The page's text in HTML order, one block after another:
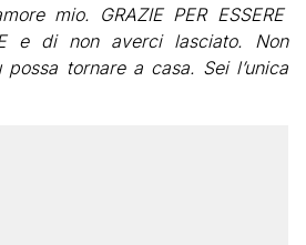
mio. GRAZIE PER ESSERE
e di non averci lasciato. Non
possa tornare a casa. Sei l’unica